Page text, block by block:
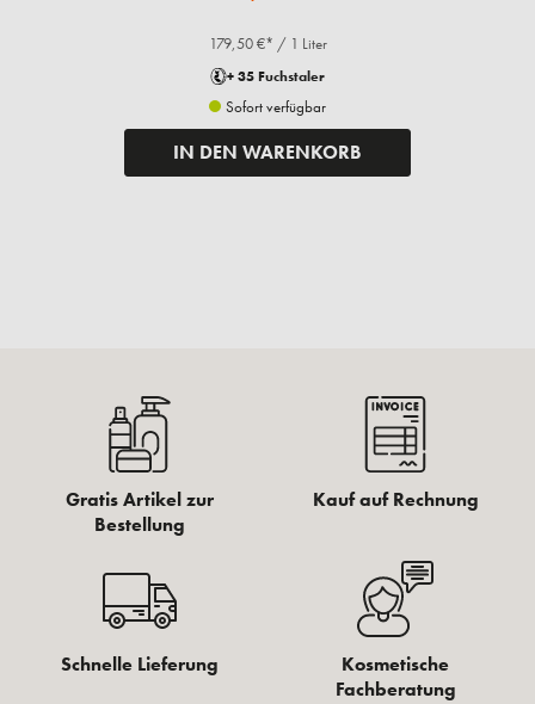
179,50 €* / 1 Liter
+ 35 Fuchstaler
Sofort verfügbar
IN DEN WARENKORB
Gratis Artikel zur
Bestellung
Kauf auf Rechnung
Schnelle Lieferung
Kosmetische
Fachberatung